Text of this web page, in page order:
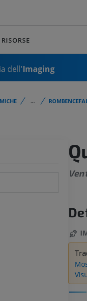
RISORSE
dell'Imaging
...